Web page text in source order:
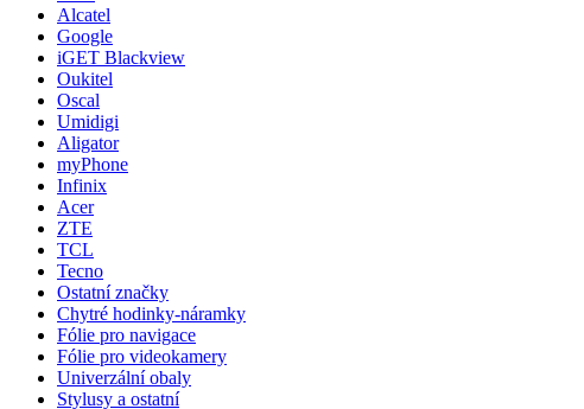
Alcatel
Google
iGET Blackview
Oukitel
Oscal
Umidigi
Aligator
myPhone
Infinix
Acer
ZTE
TCL
Tecno
Ostatní značky
Chytré hodinky-náramky
Fólie pro navigace
Fólie pro videokamery
Univerzální obaly
Stylusy a ostatní